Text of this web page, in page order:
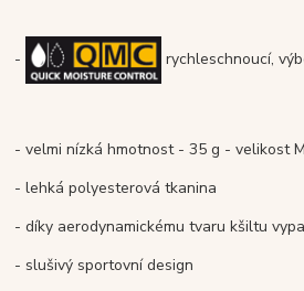
- rychleschnoucí,
- velmi nízká hmotnost - 35 g - velikost M
- lehká polyesterová tkanina
- díky aerodynamickému tvaru kšiltu
- slušivý sportovní design